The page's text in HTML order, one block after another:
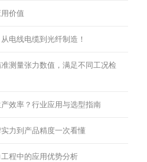
价值
电线电缆到光纤制造！
测量张力数值，满足不同工况检
效率？行业应用与选型指南
力到产品精度一次看懂
程中的应用优势分析